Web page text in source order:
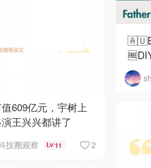
609亿元，宇树上
王兴兴都讲了
技圈观察 11 2